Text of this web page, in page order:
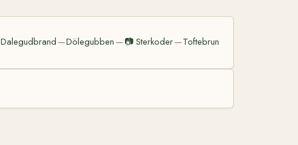
Dalegudbrand —Dölegubben — 📷Sterkoder—Toftebrun